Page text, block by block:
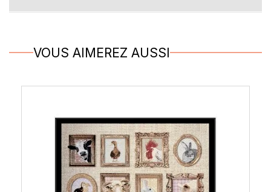
VOUS AIMEREZ AUSSI